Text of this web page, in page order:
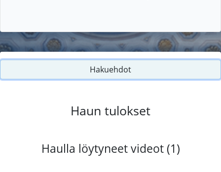
Hakuehdot
Haun tulokset
Haulla löytyneet videot (1)